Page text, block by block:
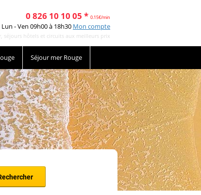
0 826 10 10 05 * 0.15€/min
- Ven 09h00 à 18h30 Mon compte
séjours hôtels et circuits aux meilleurs prix
Séjour mer Rouge